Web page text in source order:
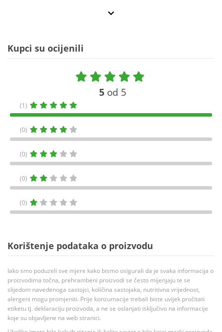
Kupci su ocijenili
5 od 5
(1)
(0)
(0)
(0)
(0)
Korištenje podataka o proizvodu
Iako smo poduzeli sve mjere kako bismo osigurali da je svaka informacija o
proizvodima točna, prehrambeni proizvodi se često mijenjaju te se
slijedom navedenoga sastojci, količina sastojaka, nutritivna vrijednost,
alergeni mogu promjeniti. Prije konzumacije trebali biste uvijek pročitati
etiketu tj. deklaraciju proizvoda, a ne se oslanjati isključivo na informacije
koje su objavljene na web stranici.